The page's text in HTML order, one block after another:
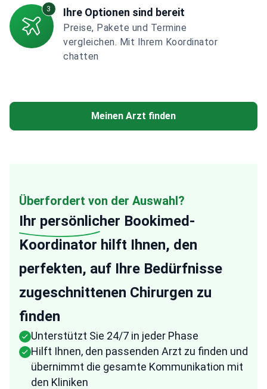
3 Ihre Optionen sind bereit
Preise, Pakete und Termine
vergleichen. Mit Ihrem Koordinator
chatten
Meinen Arzt finden
Überfordert von der Auswahl?
Ihr persönlicher Bookimed-
Koordinator hilft Ihnen, den
perfekten, auf Ihre Bedürfnisse
zugeschnittenen Chirurgen zu
finden
Unterstützt Sie 24/7 in jeder Phase
Hilft Ihnen, den passenden Arzt zu finden und
übernimmt die gesamte Kommunikation mit
den Kliniken